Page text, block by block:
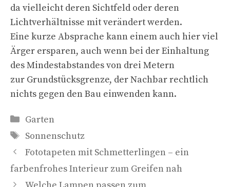
da vielleicht deren Sichtfeld oder deren
Lichtverhältnisse mit verändert werden.
Eine kurze Absprache kann einem auch hier viel
Ärger ersparen, auch wenn bei der Einhaltung
des Mindestabstandes von drei Metern
zur Grundstücksgrenze, der Nachbar rechtlich
nichts gegen den Bau einwenden kann.
Kategorien
Garten
Schlagwörter
Sonnenschutz
Fototapeten mit Schmetterlingen – ein
farbenfrohes Interieur zum Greifen nah